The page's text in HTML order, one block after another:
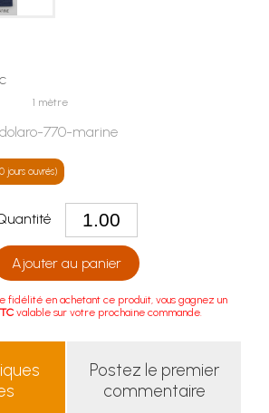
1 mètre
770-marine
jours ouvrés)
Ajouter au panier
fidélité en achetant ce produit, vous gagnez un
valable sur votre prochaine commande.
Postez le premier
commentaire